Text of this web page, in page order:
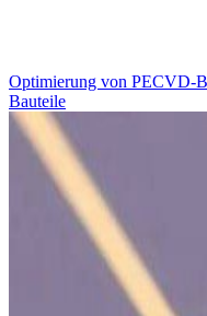
Optimierung von PECVD-
Bauteile